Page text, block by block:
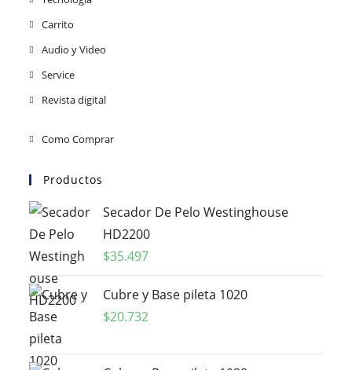
Carrito
Audio y Video
Service
Revista digital
Como Comprar
Productos
Secador De Pelo Westinghouse
HD2200
$35.497
Cubre y Base pileta 1020
$20.732